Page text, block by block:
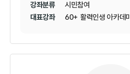
강좌분류
시민참여
대표강좌
60+ 활력인생 아카데미